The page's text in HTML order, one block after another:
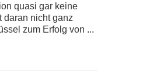
quasi gar keine
daran nicht ganz
zum Erfolg von ...